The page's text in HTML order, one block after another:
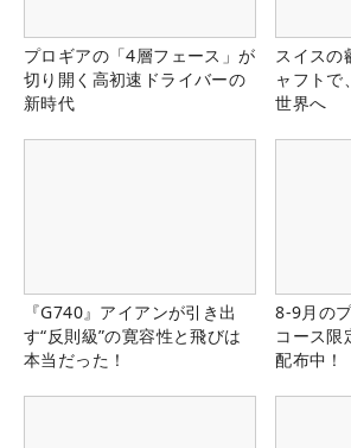
プロギアの「4層フェース」が
切り開く高初速ドライバーの
新時代
スイスの
ャフトで
世界へ
『G740』アイアンが引き出
す“反則級”の寛容性と飛びは
本当だった！
8-9月の
コース限
配布中！